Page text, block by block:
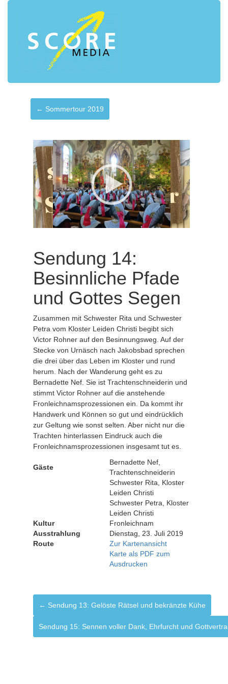
← Sommertour 2019
Sendung 14:
Besinnliche Pfade
und Gottes Segen
Zusammen mit Schwester Rita und Schwester
Petra vom Kloster Leiden Christi begibt sich
Victor Rohner auf den Besinnungsweg. Auf der
Stecke von Urnäsch nach Jakobsbad sprechen
die drei über das Leben im Kloster und rund
herum. Nach der Wanderung geht es zu
Bernadette Nef. Sie ist Trachtenschneiderin und
stimmt Victor Rohner auf die anstehende
Fronleichnamsprozessionen ein. Da kommt ihr
Handwerk und Können so gut und eindrücklich
zur Geltung wie sonst selten. Aber nicht nur die
Trachten hinterlassen Eindruck auch die
Fronleichnamsprozessionen insgesamt tut es.
Gäste
Bernadette Nef,
Trachtenschneiderin
Schwester Rita, Kloster
Leiden Christi
Schwester Petra, Kloster
Leiden Christi
Kultur
Fronleichnam
Ausstrahlung
Dienstag, 23. Juli 2019
Route
Zur Kartenansicht
Karte als PDF zum
Ausdrucken
← Sendung 13: Gelöste Rätsel und bekränzte Kühe
Sendung 15: Sennen voller Dank, Ehrfurcht und